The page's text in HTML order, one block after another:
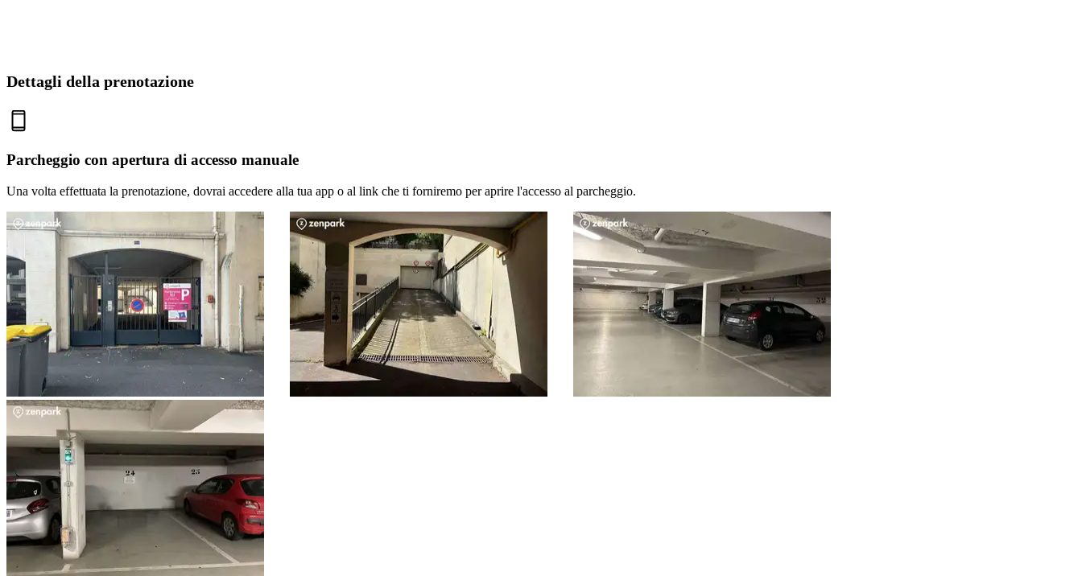
Dettagli della prenotazione
Parcheggio con apertura di accesso manuale
Una volta effettuata la prenotazione, dovrai accedere alla tua app o al link che ti forniremo per aprire l'accesso al parcheggio.